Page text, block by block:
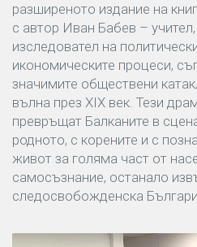
разширеното издание на
с автор Иван Бабев –
изследовател на
икономическите процеси,
значимите обществени
вълна през XIX век. Тези
превръщат Балканите в
родното, с корените и с
живот за голяма част от
самосъзнание, останало
следосвобожденска